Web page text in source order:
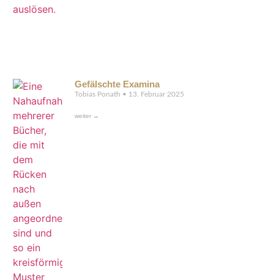
Gefälschte Examina
Tobias Ponath 13. Februar 2025
weiter →